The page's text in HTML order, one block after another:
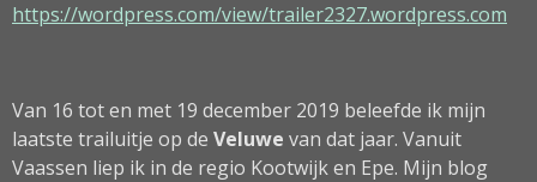
https://wordpress.com/view/trailer2327.wordpress.com
Van 16 tot en met 19 december 2019 beleefde ik mijn
laatste trailuitje op de Veluwe van dat jaar. Vanuit
Vaassen liep ik in de regio Kootwijk en Epe. Mijn blog